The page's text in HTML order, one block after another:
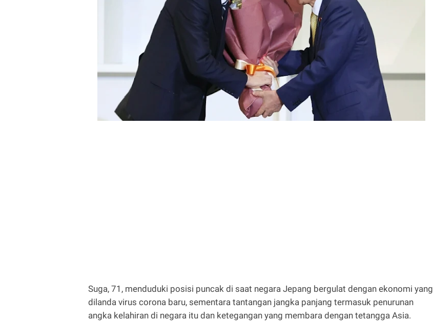
Suga, 71, menduduki posisi puncak di saat negara Jepang bergulat dengan ekonomi yang
dilanda virus corona baru, sementara tantangan jangka panjang termasuk penurunan
angka kelahiran di negara itu dan ketegangan yang membara dengan tetangga Asia.